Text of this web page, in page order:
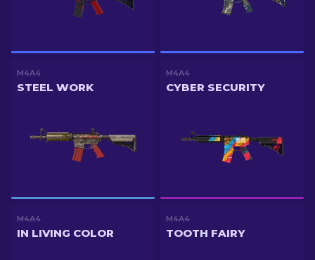
M4A4
STEEL WORK
M4A4
CYBER SECURITY
M4A4
IN LIVING COLOR
M4A4
TOOTH FAIRY